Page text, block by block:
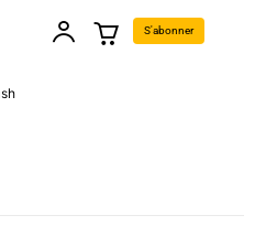
S'abonner